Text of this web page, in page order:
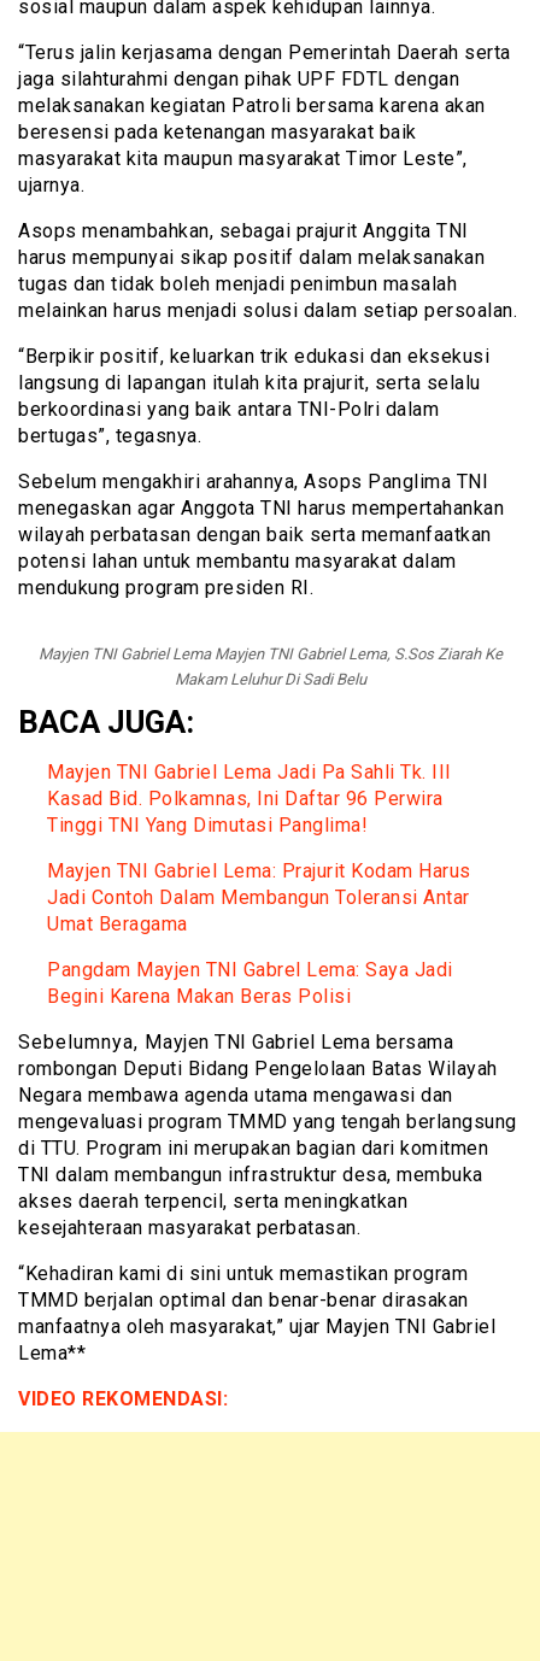
sosial maupun dalam aspek kehidupan lainnya.
“Terus jalin kerjasama dengan Pemerintah Daerah serta
jaga silahturahmi dengan pihak UPF FDTL dengan
melaksanakan kegiatan Patroli bersama karena akan
beresensi pada ketenangan masyarakat baik
masyarakat kita maupun masyarakat Timor Leste”,
ujarnya.
Asops menambahkan, sebagai prajurit Anggita TNI
harus mempunyai sikap positif dalam melaksanakan
tugas dan tidak boleh menjadi penimbun masalah
melainkan harus menjadi solusi dalam setiap persoalan.
“Berpikir positif, keluarkan trik edukasi dan eksekusi
langsung di lapangan itulah kita prajurit, serta selalu
berkoordinasi yang baik antara TNI-Polri dalam
bertugas”, tegasnya.
Sebelum mengakhiri arahannya, Asops Panglima TNI
menegaskan agar Anggota TNI harus mempertahankan
wilayah perbatasan dengan baik serta memanfaatkan
potensi lahan untuk membantu masyarakat dalam
mendukung program presiden RI.
Mayjen TNI Gabriel Lema Mayjen TNI Gabriel Lema, S.Sos Ziarah Ke
Makam Leluhur Di Sadi Belu
BACA JUGA:
Mayjen TNI Gabriel Lema Jadi Pa Sahli Tk. III
Kasad Bid. Polkamnas, Ini Daftar 96 Perwira
Tinggi TNI Yang Dimutasi Panglima!
Mayjen TNI Gabriel Lema: Prajurit Kodam Harus
Jadi Contoh Dalam Membangun Toleransi Antar
Umat Beragama
Pangdam Mayjen TNI Gabrel Lema: Saya Jadi
Begini Karena Makan Beras Polisi
Sebelumnya, Mayjen TNI Gabriel Lema bersama
rombongan Deputi Bidang Pengelolaan Batas Wilayah
Negara membawa agenda utama mengawasi dan
mengevaluasi program TMMD yang tengah berlangsung
di TTU. Program ini merupakan bagian dari komitmen
TNI dalam membangun infrastruktur desa, membuka
akses daerah terpencil, serta meningkatkan
kesejahteraan masyarakat perbatasan.
“Kehadiran kami di sini untuk memastikan program
TMMD berjalan optimal dan benar-benar dirasakan
manfaatnya oleh masyarakat,” ujar Mayjen TNI Gabriel
Lema**
VIDEO REKOMENDASI: